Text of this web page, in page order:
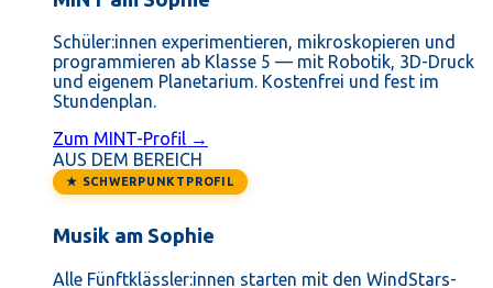
Schüler:innen experimentieren, mikroskopieren und
programmieren ab Klasse 5 — mit Robotik, 3D-Druck
und eigenem Planetarium. Kostenfrei und fest im
Stundenplan.
Zum MINT-Profil →
AUS DEM BEREICH
★ SCHWERPUNKTPROFIL
Musik am Sophie
Alle Fünftklässler:innen starten mit den WindStars-